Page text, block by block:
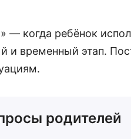
— когда ребёнок
и временный этап.
родителей